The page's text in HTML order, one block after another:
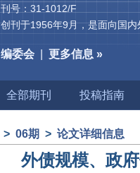
刊号：31-1012/F
创刊于1956年9月，是面向国
编委会 更多信息 »
全部期刊 投稿指南
> 06期 > 论文详细信息
外债规模、政